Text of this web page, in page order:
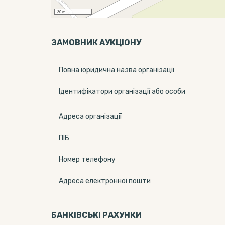
30 m
ЗАМОВНИК АУКЦІОНУ
Повна юридична назва організації
Ідентифікатори організації або особи
Адреса організації
ПІБ
Номер телефону
Адреса електронної пошти
БАНКІВСЬКІ РАХУНКИ